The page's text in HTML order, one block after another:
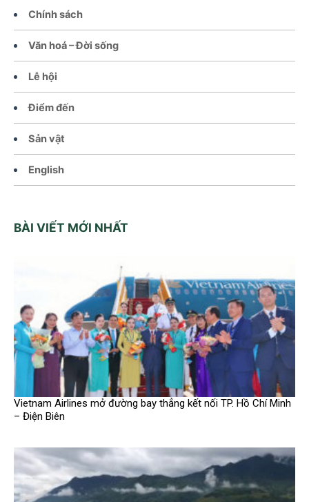
Chính sách
Văn hoá – Đời sống
Lễ hội
Điểm đến
Sản vật
English
BÀI VIẾT MỚI NHẤT
Vietnam Airlines mở đường bay thẳng kết nối TP. Hồ Chí Minh
– Điện Biên